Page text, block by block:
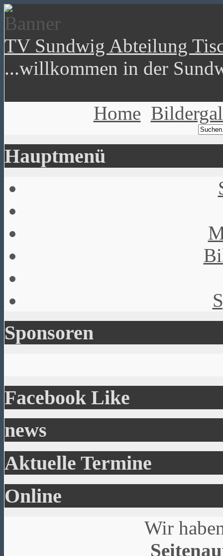
TV Sundwig Abteilung
...willkommen in der
Home
Hauptmenü
Sponsoren
Facebook Like
news
Aktuelle Termine
Online
Wir